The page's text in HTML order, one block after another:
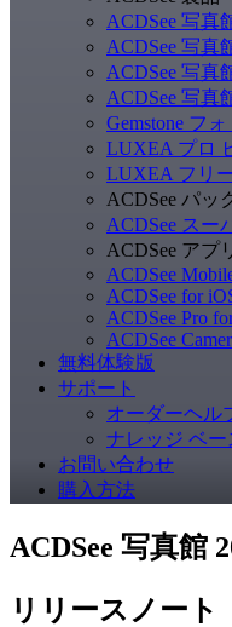
ACDSee 写真
ACDSee 写真
ACDSee 写真
ACDSee 写真
Gemstone フ
LUXEA プロ
LUXEA フリ
ACDSee パッ
ACDSee スー
ACDSee アプ
ACDSee
ACDSee for
ACDSee Pro
ACDSee
無料体験版
サポート
オーダーヘル
ナレッジ ベー
お問い合わせ
購入方法
ACDSee 写真館
リリースノート